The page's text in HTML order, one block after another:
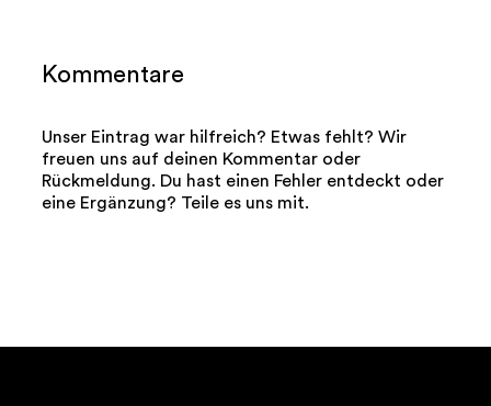
Kommentare
Unser Eintrag war hilfreich? Etwas fehlt? Wir
freuen uns auf deinen Kommentar oder
Rückmeldung. Du hast einen Fehler entdeckt oder
eine Ergänzung? Teile es uns mit.